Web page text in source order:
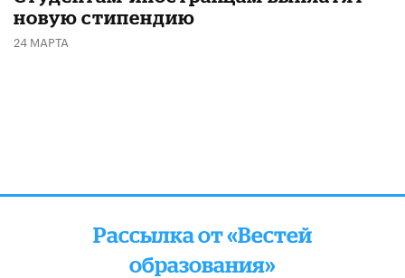
новую стипендию
24 МАРТА
Рассылка от «Вестей
образования»